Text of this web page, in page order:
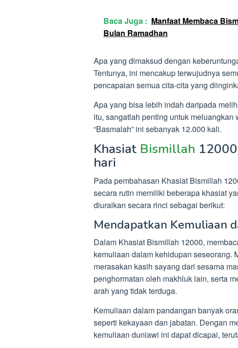
Baca Juga : Manfaat Membaca
Bulan Ramadhan
Apa yang dimaksud dengan
Tentunya, ini mencakup terwujudnya
pencapaian semua cita-cita yang
Apa yang bisa lebih indah daripada
itu, sangatlah penting untuk
“Basmalah” ini sebanyak 12.000 kali.
Khasiat Bismillah
hari
Pada pembahasan Khasiat Bismillah
secara rutin memiliki beberapa khasiat
diuraikan secara rinci sebagai berikut:
Mendapatkan Kemuliaan
Dalam Khasiat Bismillah 12000,
kemuliaan dalam kehidupan seseorang.
merasakan kasih sayang dari sesama
penghormatan oleh makhluk lain, serta
arah yang tidak terduga.
Kemuliaan dalam pandangan banyak
seperti kekayaan dan jabatan. Dengan
kemuliaan duniawi ini dapat dicapai,